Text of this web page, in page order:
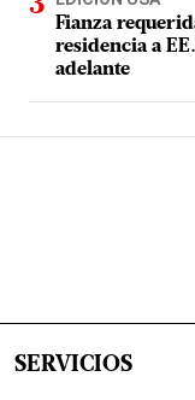
Fianza
residencia a
adelante
SERVICIOS